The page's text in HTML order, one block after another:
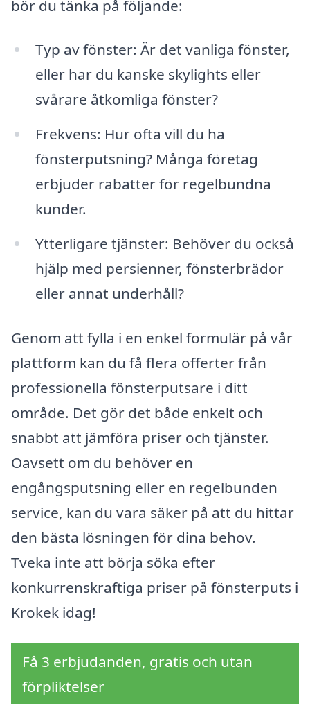
bör du tänka på följande:
Typ av fönster: Är det vanliga fönster,
eller har du kanske skylights eller
svårare åtkomliga fönster?
Frekvens: Hur ofta vill du ha
fönsterputsning? Många företag
erbjuder rabatter för regelbundna
kunder.
Ytterligare tjänster: Behöver du också
hjälp med persienner, fönsterbrädor
eller annat underhåll?
Genom att fylla i en enkel formulär på vår
plattform kan du få flera offerter från
professionella fönsterputsare i ditt
område. Det gör det både enkelt och
snabbt att jämföra priser och tjänster.
Oavsett om du behöver en
engångsputsning eller en regelbunden
service, kan du vara säker på att du hittar
den bästa lösningen för dina behov.
Tveka inte att börja söka efter
konkurrenskraftiga priser på fönsterputs i
Krokek idag!
Få 3 erbjudanden, gratis och utan
förpliktelser